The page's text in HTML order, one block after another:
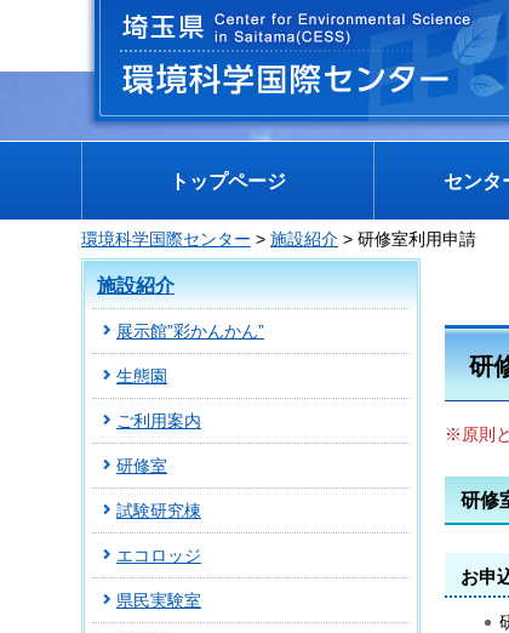
埼玉県 環境科学国際センター
トップページ センタ
環境科学国際センター > 施設紹介 > 研修室利用申請
施設紹介
展示館”彩かんかん”
生態園
ご利用案内
研修室
試験研究棟
エコロッジ
県民実験室
研
※原則
研修
お申